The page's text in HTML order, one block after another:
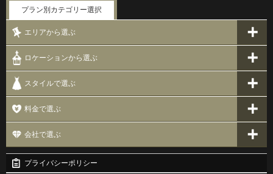
プラン別カテゴリー選択
エリアから選ぶ
ロケーションから選ぶ
スタイルで選ぶ
料金で選ぶ
会社で選ぶ
プライバシーポリシー